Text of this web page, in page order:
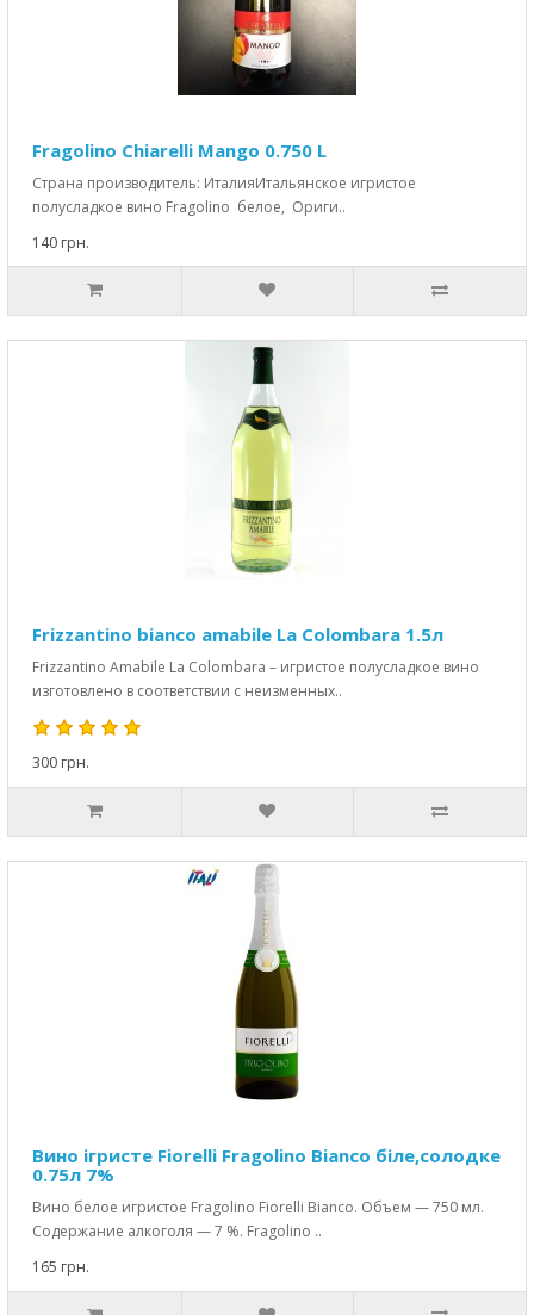
Fragolino Chiarelli Mango 0.750 L
Страна производитель: ИталияИтальянское игристое
полусладкое вино Fragolino белое, Ориги..
140 грн.
Frizzantino bianco amabile La Colombara 1.5л
Frizzantino Amabile La Colombara – игристое полусладкое вино
изготовлено в соответствии с неизменных..
300 грн.
Вино ігристе Fiorelli Fragolino Bianco біле,солодке
0.75л 7%
Вино белое игристое Fragolino Fiorelli Bianco. Объем — 750 мл.
Содержание алкоголя — 7 %. Fragolino ..
165 грн.